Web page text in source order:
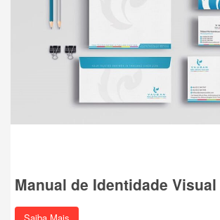
Manual de Identidade Visual
Saiba Mais